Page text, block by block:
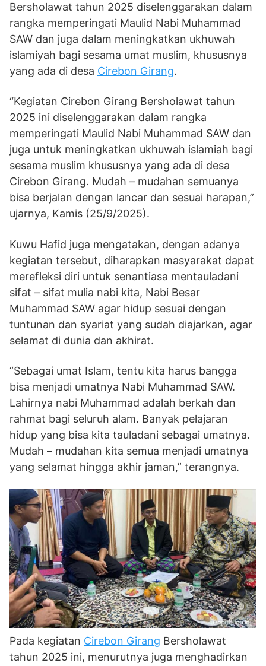
Bersholawat tahun 2025 diselenggarakan dalam
rangka memperingati Maulid Nabi Muhammad
SAW dan juga dalam meningkatkan ukhuwah
islamiyah bagi sesama umat muslim, khususnya
yang ada di desa Cirebon Girang.
“Kegiatan Cirebon Girang Bersholawat tahun
2025 ini diselenggarakan dalam rangka
memperingati Maulid Nabi Muhammad SAW dan
juga untuk meningkatkan ukhuwah islamiah bagi
sesama muslim khususnya yang ada di desa
Cirebon Girang. Mudah – mudahan semuanya
bisa berjalan dengan lancar dan sesuai harapan,”
ujarnya, Kamis (25/9/2025).
Kuwu Hafid juga mengatakan, dengan adanya
kegiatan tersebut, diharapkan masyarakat dapat
merefleksi diri untuk senantiasa mentauladani
sifat – sifat mulia nabi kita, Nabi Besar
Muhammad SAW agar hidup sesuai dengan
tuntunan dan syariat yang sudah diajarkan, agar
selamat di dunia dan akhirat.
“Sebagai umat Islam, tentu kita harus bangga
bisa menjadi umatnya Nabi Muhammad SAW.
Lahirnya nabi Muhammad adalah berkah dan
rahmat bagi seluruh alam. Banyak pelajaran
hidup yang bisa kita tauladani sebagai umatnya.
Mudah – mudahan kita semua menjadi umatnya
yang selamat hingga akhir jaman,” terangnya.
Pada kegiatan Cirebon Girang Bersholawat
tahun 2025 ini, menurutnya juga menghadirkan